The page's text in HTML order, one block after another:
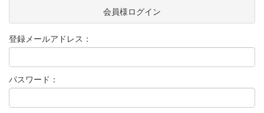
会員様ログイン
登録メールアドレス：
パスワード：